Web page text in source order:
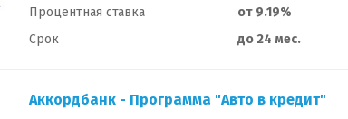
Процентная ставка
от 9.19%
Срок
до 24 мес.
Аккордбанк - Программа "Авто в кредит"